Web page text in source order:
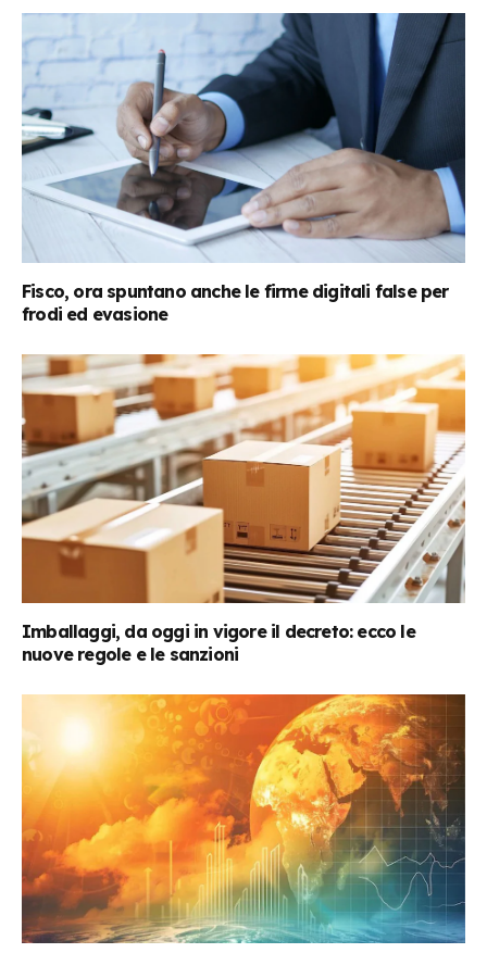
Fisco, ora spuntano anche le firme digitali false per
frodi ed evasione
Imballaggi, da oggi in vigore il decreto: ecco le
nuove regole e le sanzioni